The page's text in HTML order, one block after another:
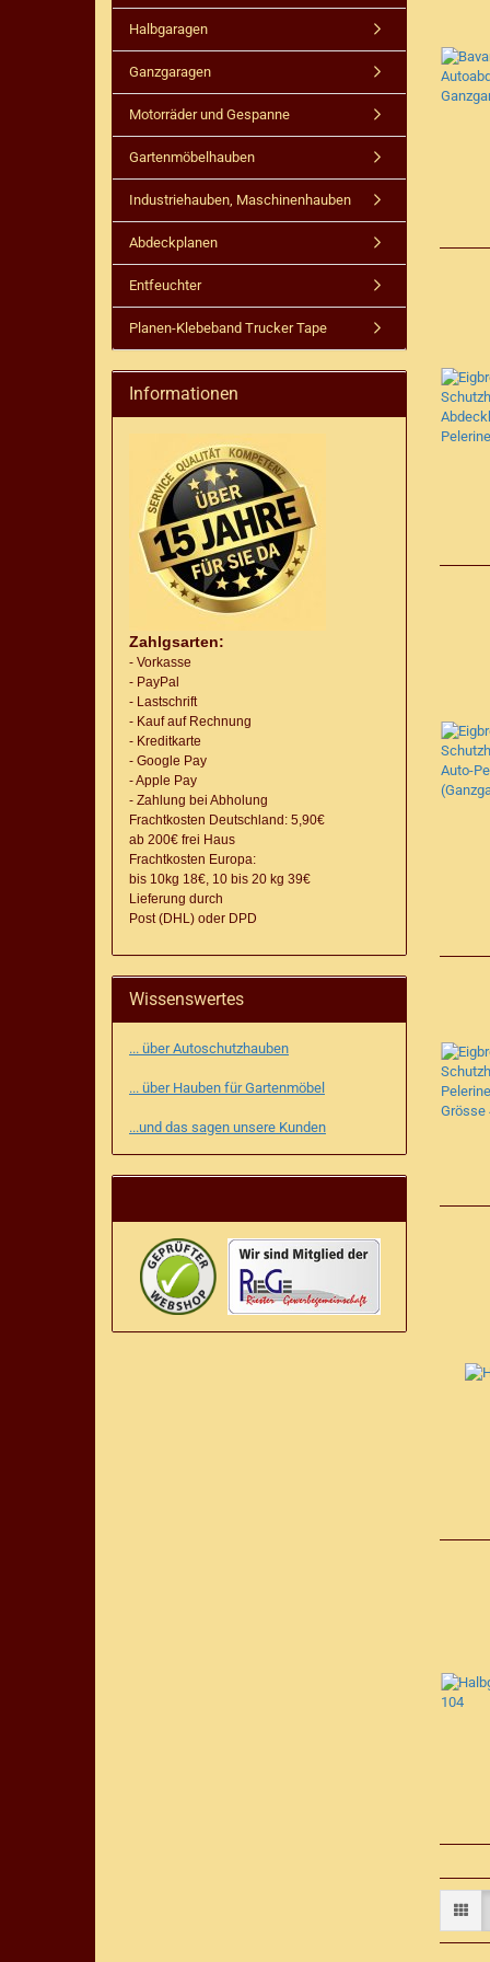
Halbgaragen
Ganzgaragen
Motorräder und Gespanne
Gartenmöbelhauben
Industriehauben, Maschinenhauben
Abdeckplanen
Entfeuchter
Planen-Klebeband Trucker Tape
Informationen
Zahlgsarten:
- Vorkasse
- PayPal
- Lastschrift
- Kauf auf Rechnung
- Kreditkarte
- Google Pay
- Apple Pay
- Zahlung bei Abholung
Frachtkosten Deutschland: 5,90€
ab 200€ frei Haus
Frachtkosten Europa:
bis 10kg 18€, 10 bis 20 kg 39€
Lieferung durch
Post (DHL) oder DPD
Wissenswertes
... über Autoschutzhauben
... über Hauben für Gartenmöbel
...und das sagen unsere Kunden